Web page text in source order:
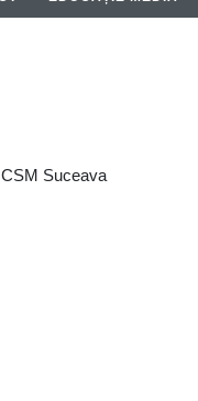
Suceava